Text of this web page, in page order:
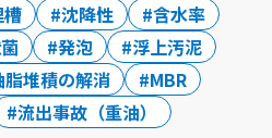
沈降性
含水率
発泡
浮上汚泥
脂堆積の解消
MBR
流出事故（重油）